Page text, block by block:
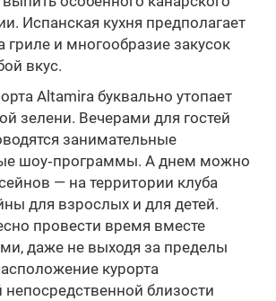
Испанская кухня предполагает
гриле и многообразие закусок
вкус.
Altamira буквально утопает
зелени. Вечерами для гостей
занимательные
шоу‑программы. А днем можно
— на территории клуба
для взрослых и для детей.
провести время вместе
даже не выходя за пределы
курорта
непосредственной близости